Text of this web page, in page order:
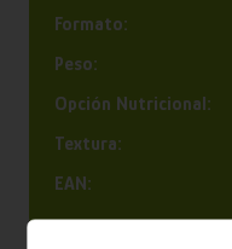
Formato:
Peso:
Opción Nutricional:
Textura:
EAN: